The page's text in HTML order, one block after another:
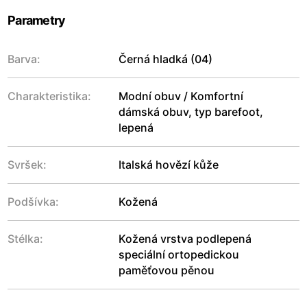
Parametry
Barva: Černá hladká (04)
Charakteristika:
Modní obuv / Komfortní
dámská obuv, typ barefoot,
lepená
Svršek: Italská hovězí kůže
Podšívka: Kožená
Stélka:
Kožená vrstva podlepená
speciální ortopedickou
paměťovou pěnou